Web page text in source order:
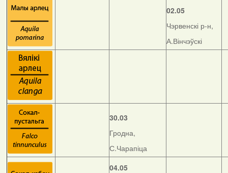
02.05
Чэрвенскі р-н,
А.Вінчэўскі
30.03
Гродна,
С.Чарапіца
04.05